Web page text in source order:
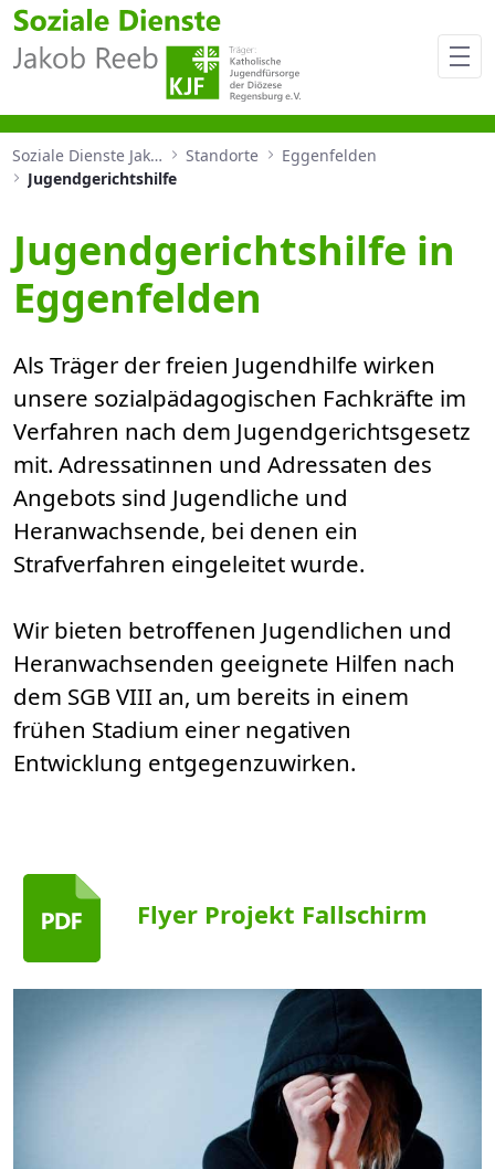
Jugendgerichtshilfe in
Soziale Dienste Jakob Reeb Standorte
Eggenfelden
Jugendgerichtshilfe
Jugendgerichtshilfe in
Eggenfelden
Als Träger der freien Jugendhilfe wirken
unsere sozialpädagogischen Fachkräfte im
Verfahren nach dem Jugendgerichtsgesetz
mit. Adressatinnen und Adressaten des
Angebots sind Jugendliche und
Heranwachsende, bei denen ein
Strafverfahren eingeleitet wurde.
Wir bieten betroffenen Jugendlichen und
Heranwachsenden geeignete Hilfen nach
dem SGB VIII an, um bereits in einem
frühen Stadium einer negativen
Entwicklung entgegenzuwirken.​​​​​
Flyer Projekt Fallschirm